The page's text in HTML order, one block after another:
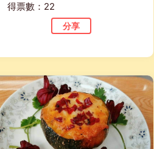
得票數：22
分享